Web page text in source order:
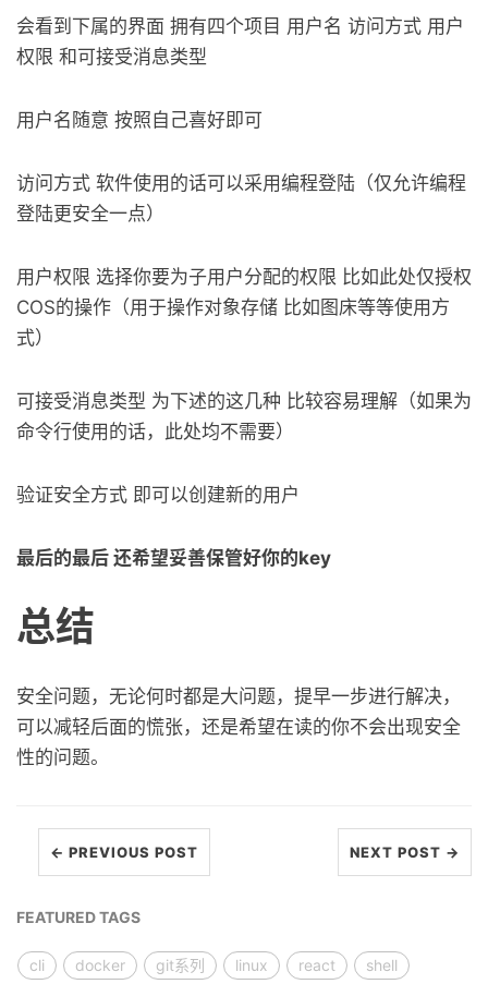
会看到下属的界面 拥有四个项目 用户名 访问方式 用户
权限 和可接受消息类型
用户名随意 按照自己喜好即可
访问方式 软件使用的话可以采用编程登陆（仅允许编程
登陆更安全一点）
用户权限 选择你要为子用户分配的权限 比如此处仅授权
COS的操作（用于操作对象存储 比如图床等等使用方
式）
可接受消息类型 为下述的这几种 比较容易理解（如果为
命令行使用的话，此处均不需要）
验证安全方式 即可以创建新的用户
最后的最后 还希望妥善保管好你的key
总结
安全问题，无论何时都是大问题，提早一步进行解决，
可以减轻后面的慌张，还是希望在读的你不会出现安全
性的问题。
← PREVIOUS POST NEXT POST →
FEATURED TAGS
cli docker git系列 linux react shell